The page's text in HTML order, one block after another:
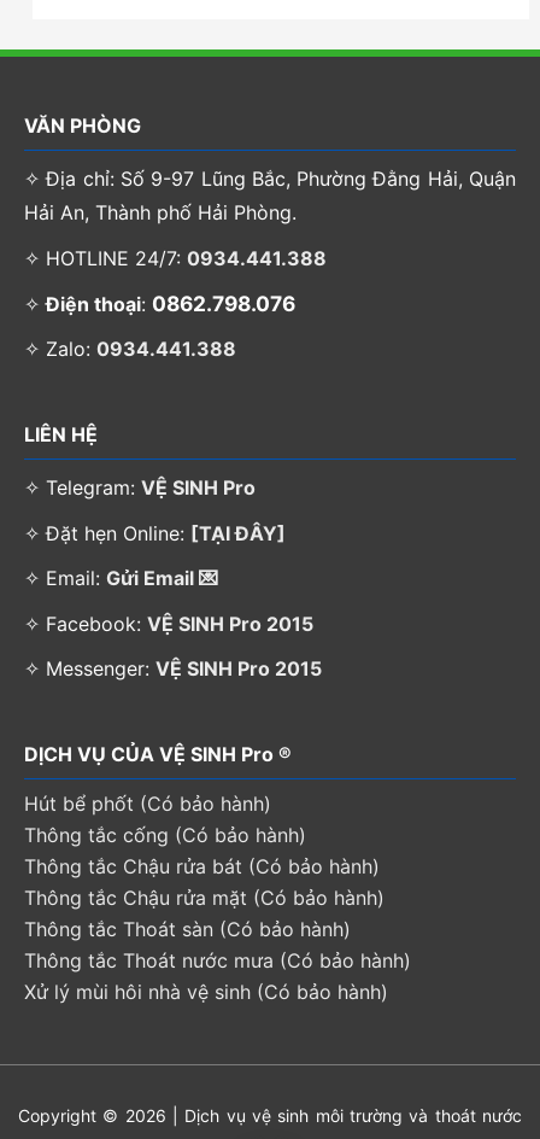
VĂN PHÒNG
✧ Địa chỉ: Số 9-97 Lũng Bắc, Phường Đằng Hải, Quận
Hải An, Thành phố Hải Phòng.
✧ HOTLINE 24/7: 0934.441.388
✧Điện thoại: 0862.798.076
✧ Zalo: 0934.441.388
LIÊN HỆ
✧ Telegram: VỆ SINH Pro
✧ Đặt hẹn Online: [TẠI ĐÂY]
✧ Email: Gửi Email 💌
✧ Facebook: VỆ SINH Pro 2015
✧ Messenger: VỆ SINH Pro 2015
DỊCH VỤ CỦA VỆ SINH Pro ®
Hút bể phốt (Có bảo hành)
Thông tắc cống (Có bảo hành)
Thông tắc Chậu rửa bát (Có bảo hành)
Thông tắc Chậu rửa mặt (Có bảo hành)
Thông tắc Thoát sàn (Có bảo hành)
Thông tắc Thoát nước mưa (Có bảo hành)
Xử lý mùi hôi nhà vệ sinh (Có bảo hành)
Copyright © 2026 | Dịch vụ vệ sinh môi trường và thoát nước